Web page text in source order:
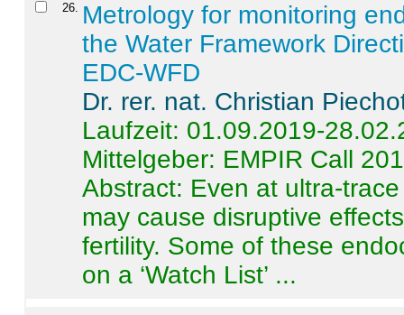
26. Metrology for monitoring
the Water Framework
EDC-WFD
Dr. rer. nat. Christian
Laufzeit: 01.09.2019-
Mittelgeber: EMPIR Call
Abstract: Even at ultra-
may cause disruptive
fertility. Some of these
on a ‘Watch List’ ...